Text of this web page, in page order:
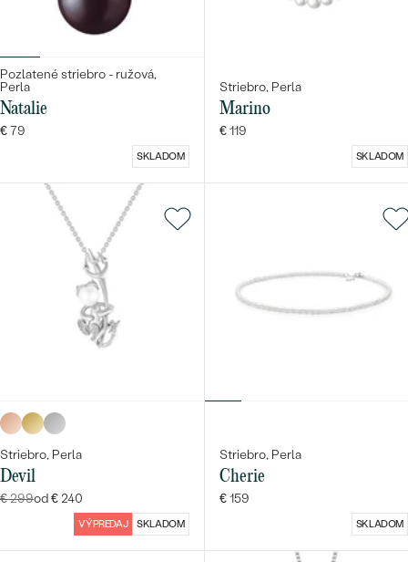
Pozlatené striebro - ružová,
Perla
Natalie
€ 79
SKLADOM
Striebro, Perla
Marino
€ 119
SKLADOM
Striebro, Perla
Devil
€ 299od € 240
VÝPREDAJ SKLADOM
Striebro, Perla
Cherie
€ 159
SKLADOM